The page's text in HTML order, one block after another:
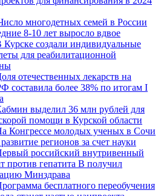
многодетных семей в России
8-10 лет выросло вдвое
создали индивидуальные
для реабилитационной
отечественных лекарств на
составила более 38% по итогам I
выделил 36 млн рублей для
помощи в Курской области
Конгрессе молодых ученых в Сочи
регионов за счет науки
российский внутривенный
против гепатита В получил
Минздрава
бесплатного переобучения